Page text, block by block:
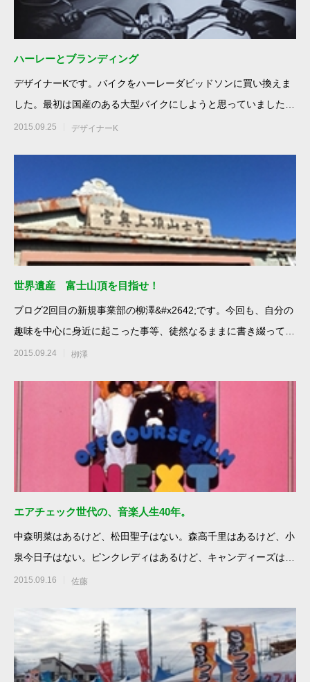
ハーレーとブランディング
デザイナーKです。バイクをハーレーダビッドソンに買い換えま
した。最初は国産のある大型バイクにしようと思っていました。
購入前に
2015.09.25 デザイナーK
世界遺産 富士山頂を目指せ！
ブログ2回目の新規事業部の柳澤&#x2642;です。今回も、自分の
趣味を中心に身近に起こった事等、徒然なるままに書き綴ってい
きたいと思い
2015.09.24 栁澤
エアチェック世代の、音楽人生40年。
中森明菜はあるけど、松田聖子はない。森高千里はあるけど、小
泉今日子はない。ピンクレディはあるけど、キャンディーズはな
い。オフコー
2015.09.16 佐藤